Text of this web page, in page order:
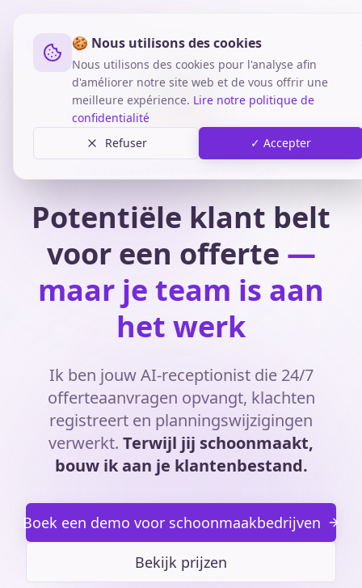
🍪 Nous utilisons des cookies
Nous utilisons des cookies pour l'analyse afin
d'améliorer notre site web et de vous offrir une
meilleure expérience. Lire notre politique de
confidentialité
Refuser
✓ Accepter
Potentiële klant belt
voor een offerte —
maar je team is aan
het werk
Ik ben jouw AI-receptionist die 24/7
offerteaanvragen opvangt, klachten
registreert en planningswijzigingen
verwerkt. Terwijl jij schoonmaakt,
bouw ik aan je klantenbestand.
Boek een demo voor schoonmaakbedrijven
Bekijk prijzen